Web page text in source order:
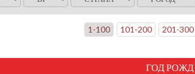
1 -100 101 -200 201 -300
ГОД РОЖД